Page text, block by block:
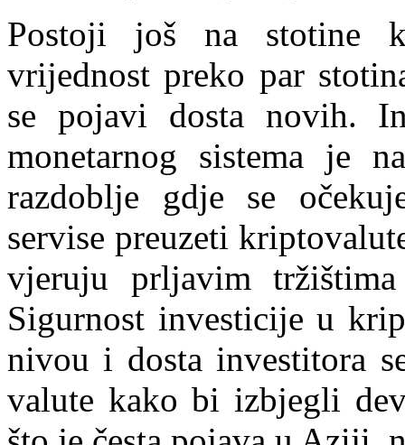
Postoji još na stotine
vrijednost preko par
se pojavi dosta novih.
monetarnog sistema je
razdoblje gdje se
servise preuzeti
vjeruju prljavim
Sigurnost investicije u
nivou i dosta investitora
valute kako bi izbjegli